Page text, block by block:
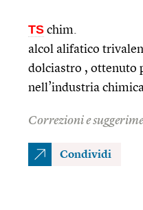
TS chim.
alcol alifatico
dolciastro , ottenuto
nell’industria
Correzioni e
Condividi